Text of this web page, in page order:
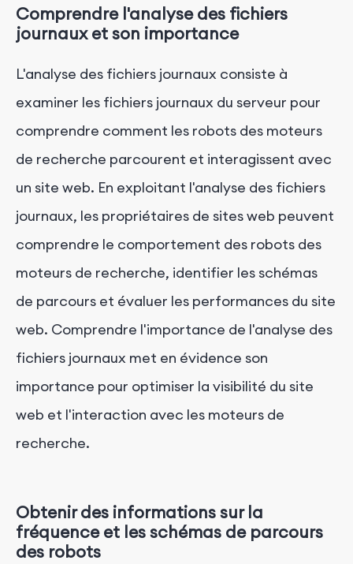
Conclusion : Améliorer les performances du site
web avec l'analyse des fichiers journaux
Comprendre l'analyse des fichiers
journaux et son importance
L'analyse des fichiers journaux consiste à
examiner les fichiers journaux du serveur pour
comprendre comment les robots des moteurs
de recherche parcourent et interagissent avec
un site web. En exploitant l'analyse des fichiers
journaux, les propriétaires de sites web peuvent
comprendre le comportement des robots des
moteurs de recherche, identifier les schémas
de parcours et évaluer les performances du site
web. Comprendre l'importance de l'analyse des
fichiers journaux met en évidence son
importance pour optimiser la visibilité du site
web et l'interaction avec les moteurs de
recherche.
Obtenir des informations sur la
fréquence et les schémas de parcours
des robots